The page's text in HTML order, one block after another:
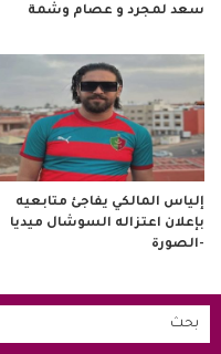
سعد لمجرد و عصام وشمة
إلياس المالكي يفاجئ متابعيه
بإعلان اعتزاله السوشال ميديا
-الصورة